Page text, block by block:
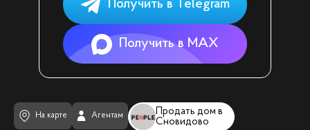
Продать дом в
Сновидово
На карте Агентам
Получить в Telegram
Получить в MAX